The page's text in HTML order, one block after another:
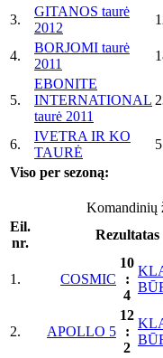
3.
GITANOS taurė
2012
4.
BORJOMI taurė
2011
5.
EBONITE
INTERNATIONAL
taurė 2011
6.
IVETRA IR KO
TAURĖ
5
Viso per sezoną:
Komandinių
Eil.
nr.
Rezultatas
1. COSMIC
10
:
4
2. APOLLO 5
12
:
2